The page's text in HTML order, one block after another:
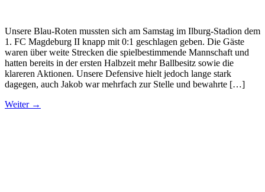
Unsere Blau-Roten mussten sich am Samstag im Ilburg-Stadion dem
1. FC Magdeburg II knapp mit 0:1 geschlagen geben. Die Gäste
waren über weite Strecken die spielbestimmende Mannschaft und
hatten bereits in der ersten Halbzeit mehr Ballbesitz sowie die
klareren Aktionen. Unsere Defensive hielt jedoch lange stark
dagegen, auch Jakob war mehrfach zur Stelle und bewahrte […]
Weiter →